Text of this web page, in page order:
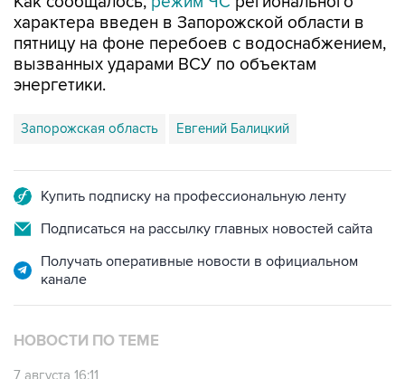
пятницу на фоне перебоев с водоснабжением,
вызванных ударами ВСУ по объектам
энергетики.
Запорожская область
Подписаться на рассылку главных новостей сайта
Получать оперативные новости в официальном
канале
НОВОСТИ ПО ТЕМЕ
7 августа 16:11